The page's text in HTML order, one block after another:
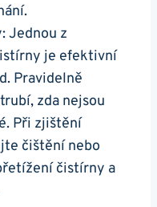
Jednou z
je efektivní
Pravidelně
zda nejsou
Při zjištění
čištění nebo
čistírny a